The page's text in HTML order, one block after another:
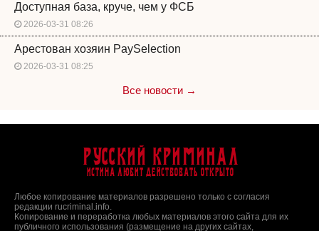
Доступная база, круче, чем у ФСБ
2026-03-31 08:26
Арестован хозяин PaySelection
2026-03-31 08:25
Все новости →
Русский Криминал
Истина любит действовать открыто
Любое копирование материалов разрешено только с согласия
редакции rucriminal.info.
Копирование и переработка любых материалов этого сайта для их
публичного использования (размещение на других сайтах,